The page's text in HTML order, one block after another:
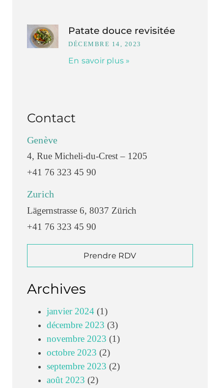
Patate douce revisitée
DÉCEMBRE 14, 2023
En savoir plus »
Contact
Genève
4, Rue Micheli-du-Crest – 1205
+41 76 323 45 90
Zurich
Lägernstrasse 6, 8037 Zürich
+41 76 323 45 90
Prendre RDV
Archives
janvier 2024 (1)
décembre 2023 (3)
novembre 2023 (1)
octobre 2023 (2)
septembre 2023 (2)
août 2023 (2)